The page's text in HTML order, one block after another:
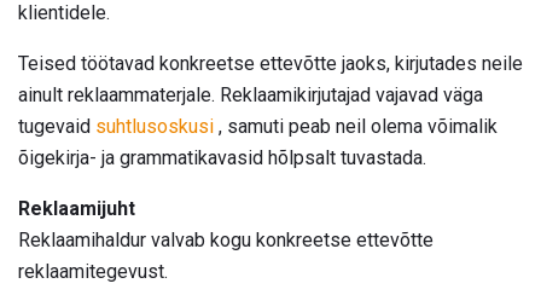
klientidele.
Teised töötavad konkreetse ettevõtte jaoks, kirjutades neile
ainult reklaammaterjale. Reklaamikirjutajad vajavad väga
tugevaid suhtlusoskusi , samuti peab neil olema võimalik
õigekirja- ja grammatikavasid hõlpsalt tuvastada.
Reklaamijuht
Reklaamihaldur valvab kogu konkreetse ettevõtte
reklaamitegevust.